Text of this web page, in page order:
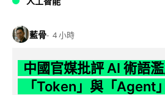
藍骨 4 小時
中國官媒批評 AI 術語
「Token」與「Agent